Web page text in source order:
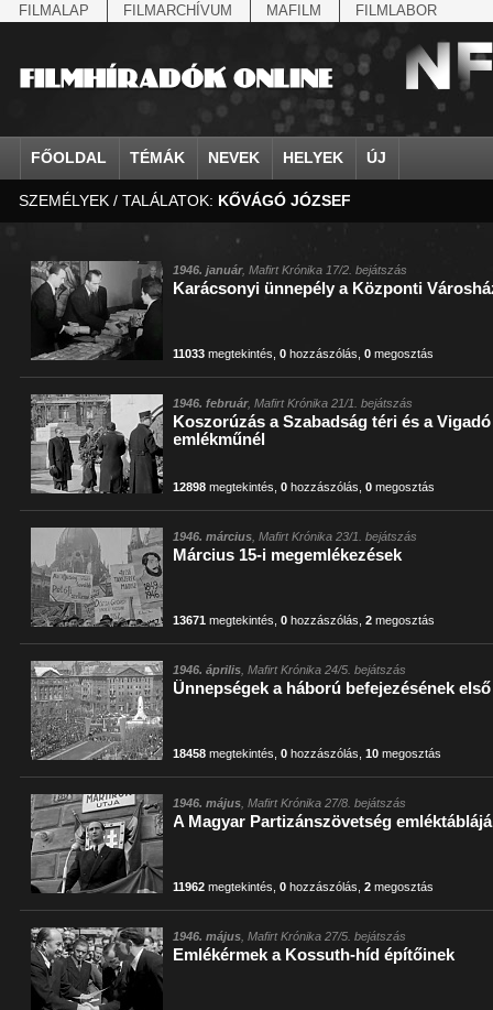
FILMALAP FILMARCHÍVUM MAFILM FILMLABOR
FŐOLDAL TÉMÁK NEVEK HELYEK ÚJ
agrárium
államfő
államosítás
Állatkert
állatvilág
amerikai magyarok
Anschluss
antant
antant
április 4.
arisztokrácia
IV. Béla, magyar királ...
Aarons-Hughes, Ruth
Abe Nobuyuki
Aczél György
Aczél Ilona
Ádám Zoltán
Ady Endre
Agárdi Gábor
Ágotai Géza, dr.
Aimone savoya-
Albert Ferenc
Albert Ferenc
Aarau
Abapuszta
Abony
Ácsteszér
Addisz-Abeba
Adony
Adua
Afrika
Alag
Albánia
SZEMÉLYEK / TALÁLATOK: KŐVÁGÓ JÓZSEF
1946. január, Mafirt Krónika 17/2. bejátszás
Karácsonyi ünnepély a Központi
11033 megtekintés ,0 hozzászólás ,0 megosztás
1946. február, Mafirt Krónika 21/1. bejátszás
Koszorúzás a Szabadság téri és a
emlékműnél
12898 megtekintés ,0 hozzászólás ,0 megosztás
1946. március , Mafirt Krónika 23/1. bejátszás
Március 15-i megemlékezések
13671 megtekintés ,0 hozzászólás ,2 megosztás
1946. április , Mafirt Krónika 24/5. bejátszás
Ünnepségek a háború befejezésének
18458 megtekintés ,0 hozzászólás ,10 megosztás
1946. május , Mafirt Krónika 27/8. bejátszás
A Magyar Partizánszövetség
11962 megtekintés ,0 hozzászólás ,2 megosztás
1946. május , Mafirt Krónika 27/5. bejátszás
Emlékérmek a Kossuth-híd építőinek